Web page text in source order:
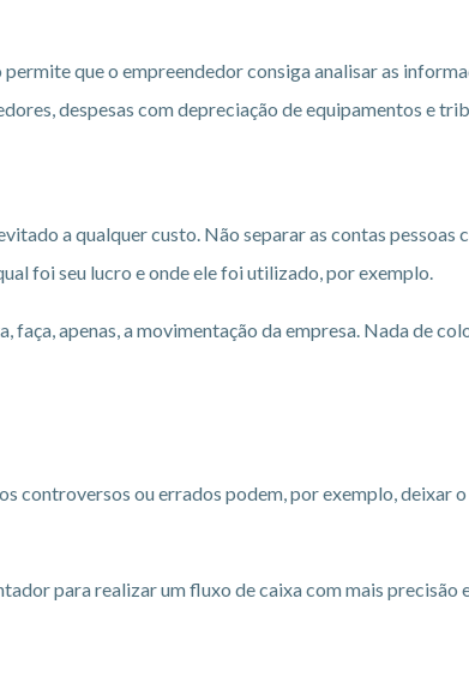
que o empreendedor consiga analisar as
despesas com depreciação de equipamentos e
a qualquer custo. Não separar as contas pessoas
foi seu lucro e onde ele foi utilizado, por exemplo.
apenas, a movimentação da empresa. Nada de
controversos ou errados podem, por exemplo, deixar
para realizar um fluxo de caixa com mais precisão